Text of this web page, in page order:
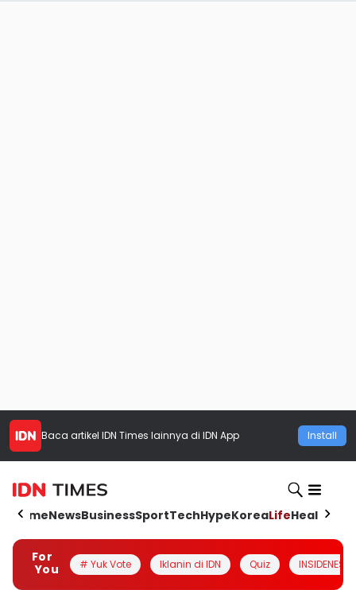
Baca artikel IDN Times lainnya di IDN App Install
HomeNewsBusinessSportTechHypeKoreaLifeHealth
For
You
# Yuk Vote Iklanin di IDN Quiz INSIDENESIA